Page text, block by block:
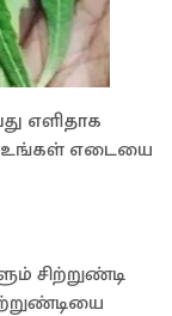
எளிதாக
உங்கள் எடையை
சிற்றுண்டி